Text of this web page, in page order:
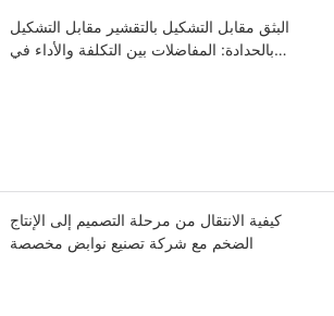
البثق مقابل التشكيل بالتقشير مقابل التشكيل
بالحدادة: المفاضلات بين التكلفة والأداء في
كيفية الانتقال من مرحلة التصميم إلى الإنتاج
الضخم مع شركة تصنيع نوابض مخصصة